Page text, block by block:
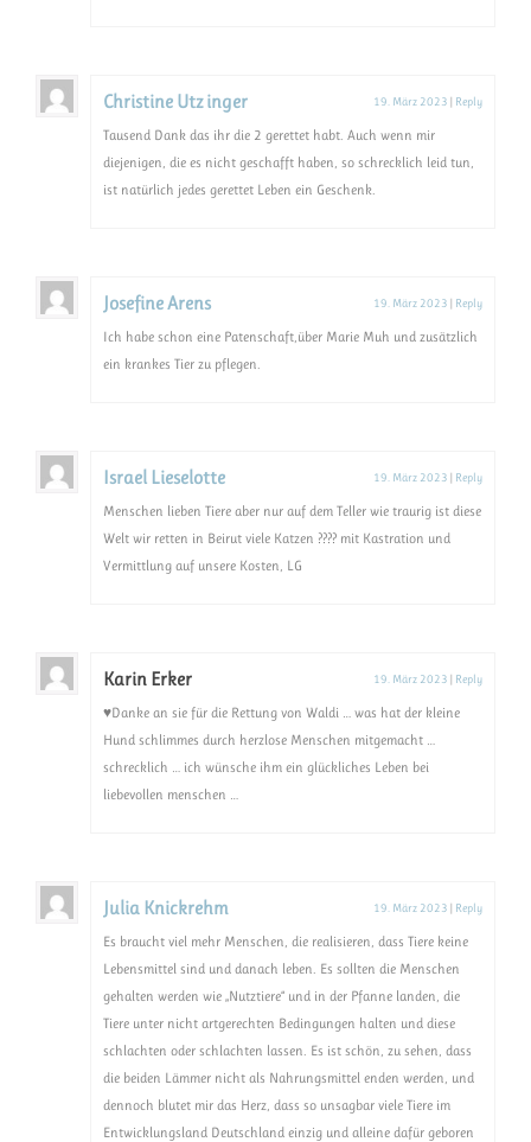
Christine Utz inger 19. März 2023 | Reply
Tausend Dank das ihr die 2 gerettet habt. Auch wenn mir
diejenigen, die es nicht geschafft haben, so schrecklich leid tun,
ist natürlich jedes gerettet Leben ein Geschenk.
Josefine Arens 19. März 2023 | Reply
Ich habe schon eine Patenschaft,über Marie Muh und zusätzlich
ein krankes Tier zu pflegen.
Israel Lieselotte 19. März 2023 | Reply
Menschen lieben Tiere aber nur auf dem Teller wie traurig ist diese
Welt wir retten in Beirut viele Katzen ???? mit Kastration und
Vermittlung auf unsere Kosten, LG
Karin Erker 19. März 2023 | Reply
♥️Danke an sie für die Rettung von Waldi … was hat der kleine
Hund schlimmes durch herzlose Menschen mitgemacht …
schrecklich … ich wünsche ihm ein glückliches Leben bei
liebevollen menschen …
Julia Knickrehm 19. März 2023 | Reply
Es braucht viel mehr Menschen, die realisieren, dass Tiere keine
Lebensmittel sind und danach leben. Es sollten die Menschen
gehalten werden wie „Nutztiere“ und in der Pfanne landen, die
Tiere unter nicht artgerechten Bedingungen halten und diese
schlachten oder schlachten lassen. Es ist schön, zu sehen, dass
die beiden Lämmer nicht als Nahrungsmittel enden werden, und
dennoch blutet mir das Herz, dass so unsagbar viele Tiere im
Entwicklungsland Deutschland einzig und alleine dafür geboren